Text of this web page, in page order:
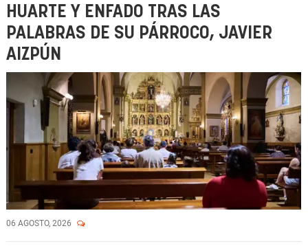
HUARTE Y ENFADO TRAS LAS
PALABRAS DE SU PÁRROCO, JAVIER
AIZPÚN
06 AGOSTO, 2026